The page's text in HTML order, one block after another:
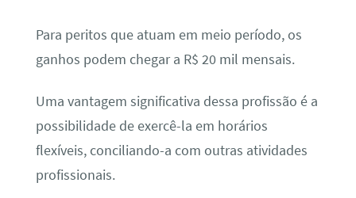
Para peritos que atuam em meio período, os
ganhos podem chegar a R$ 20 mil mensais.
Uma vantagem significativa dessa profissão é a
possibilidade de exercê-la em horários
flexíveis, conciliando-a com outras atividades
profissionais.